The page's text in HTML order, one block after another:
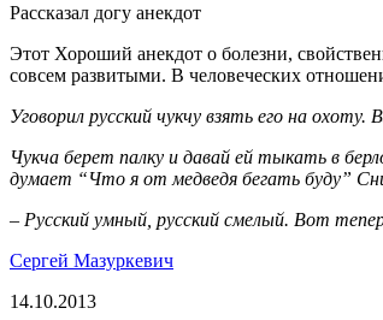
Рассказал догу анекдот
Этот Хороший анекдот о болезни,
совсем развитыми. В человеческих
Уговорил русский чукчу взять его на
Чукча берет палку и давай ей тыкать в
думает “Что я от медведя бегать буду”
– Русский умный, русский смелый. Вот
Сергей Мазуркевич
14.10.2013